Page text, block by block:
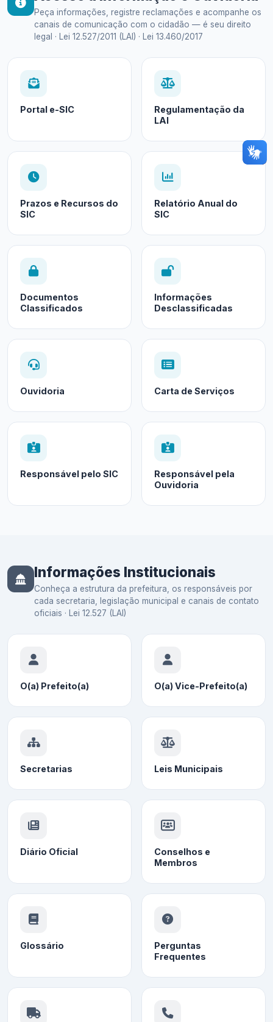
Peça informações, registre reclamações e acompanhe os
canais de comunicação com o cidadão — é seu direito
legal · Lei 12.527/2011 (LAI) · Lei 13.460/2017
Portal e-SIC
Regulamentação da
LAI
Prazos e Recursos do
SIC
Relatório Anual do
SIC
Documentos
Classificados
Informações
Desclassificadas
Ouvidoria Carta de Serviços
Responsável pelo SIC
Responsável pela
Ouvidoria
Informações Institucionais
Conheça a estrutura da prefeitura, os responsáveis por
cada secretaria, legislação municipal e canais de contato
oficiais · Lei 12.527 (LAI)
O(a) Prefeito(a) O(a) Vice-Prefeito(a)
Secretarias Leis Municipais
Diário Oficial
Conselhos e
Membros
Glossário
Perguntas
Frequentes